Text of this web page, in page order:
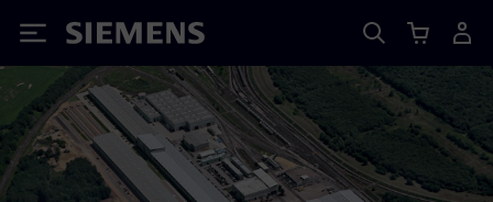
Siemens